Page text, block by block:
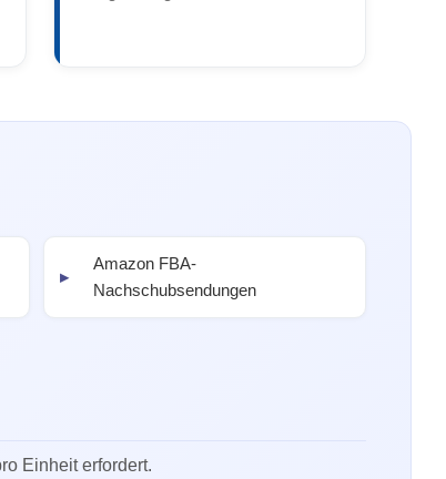
Amazon FBA-
Nachschubsendungen
Einheit erfordert.